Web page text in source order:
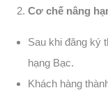
Cơ chế nâng
Sau khi đăng ký
hạng Bạc.
Khách hàng